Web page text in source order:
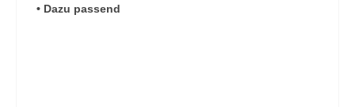
Produktgalerie überspringen
• Dazu passend